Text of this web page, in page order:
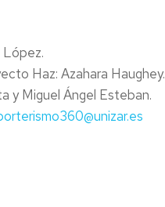
López.
Haz: Azahara Haughey.
y Miguel Ángel Esteban.